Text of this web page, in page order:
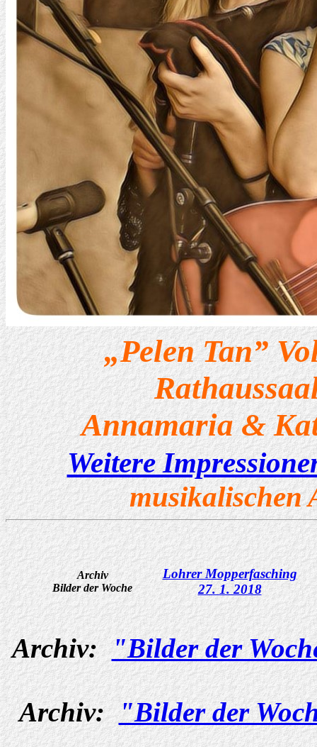
„Pelen Tan”
Annamaria &
Weitere
musikalischen
Archiv
Bilder der Woche
Lohrer Mopperfasching
27. 1. 2018
Archiv:"Bilder der
Archiv:"Bilder der